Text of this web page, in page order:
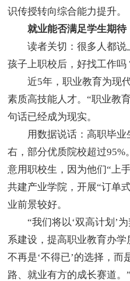
识传授转向综合能力提升。
就业能否满足学生期待
读者关切：很多人都说
孩子上职校后，好找工作吗
近5年，职业教育为现代
素质高技能人才。“职业教
句话已经成为现实。
用数据说话：高职毕业
右，部分优质院校超过
意用职校生，因为他们“上
共建产业学院，开展“订单
业前景较好。
“我们将以‘双高计划’为
系建设，提高职业教育办
不再是‘不得已’的选择，
路、就业有方的成长赛道。